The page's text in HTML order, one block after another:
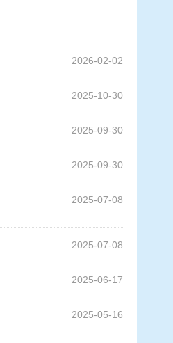
2026-02-02
2025-10-30
2025-09-30
2025-09-30
2025-07-08
2025-07-08
2025-06-17
2025-05-16